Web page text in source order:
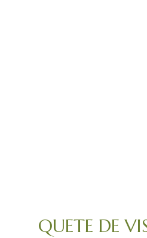
QUETE DE